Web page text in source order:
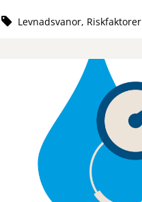
Levnadsvanor, Riskfaktorer